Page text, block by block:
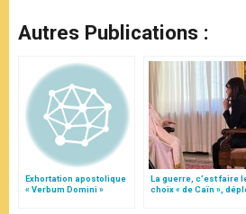
Autres Publications :
Exhortation apostolique
« Verbum Domini »
La guerre, c’est faire
choix « de Caïn »,